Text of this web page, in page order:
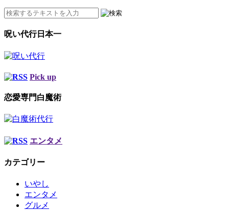
呪い代行日本一
Pick up
恋愛専門白魔術
エンタメ
カテゴリー
いやし
エンタメ
グルメ